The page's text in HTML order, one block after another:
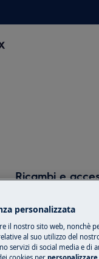
Ricambi e
Compra
il tuo
tua.
personalizzata
il nostro sito web, nonchè
al suo utilizzo del
servizi di social media e di